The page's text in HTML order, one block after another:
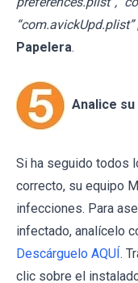
“com.avickUpd.plist”
Papelera.
Analice su
Si ha seguido todos
correcto, su equipo
infecciones. Para
infectado, analícelo
Descárguelo AQUÍ.
clic sobre el